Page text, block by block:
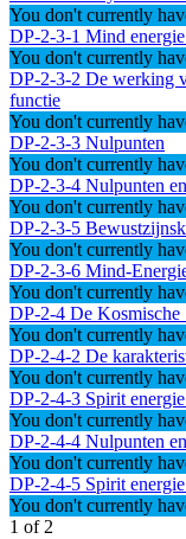
You don't currently
DP-2-3-1 Mind
You don't currently
DP-2-3-2 De werking
functie
You don't currently
DP-2-3-3 Nulpunten
You don't currently
DP-2-3-4 Nulpunten
You don't currently
DP-2-3-5
You don't currently
DP-2-3-6 Mind-
You don't currently
DP-2-4 De Kosmische
You don't currently
DP-2-4-2 De
You don't currently
DP-2-4-3 Spirit
You don't currently
DP-2-4-4 Nulpunten
You don't currently
DP-2-4-5 Spirit
You don't currently
1 of 2